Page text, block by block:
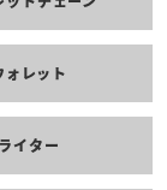
ォレット
ライター